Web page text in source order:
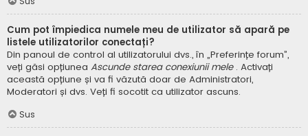
Cum pot împiedica numele meu de utilizator să apară pe
listele utilizatorilor conectați?
Din panoul de control al utilizatorului dvs., în „Preferințe forum”,
veți găsi opțiunea Ascunde starea conexiunii mele . Activați
această opțiune și va fi văzută doar de Administratori,
Moderatori și dvs. Veți fi socotit ca utilizator ascuns.
Sus